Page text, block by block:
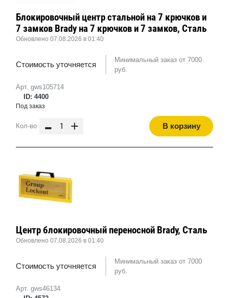
Арт. gws105714
ID: 4400
Блокировочный центр стальной на 7 крючков и
7 замков Brady на 7 крючков и 7 замков, Сталь
Обновлено 07.08.2026 в 01:40
Стоимость уточняется
Минимальный заказ от 7000
руб.
Под заказ
Кол-во - + В корзину
Арт. gws46134
Центр блокировочный переносной Brady, Сталь
Обновлено 07.08.2026 в 01:40
Стоимость уточняется
Минимальный заказ от 7000
руб.